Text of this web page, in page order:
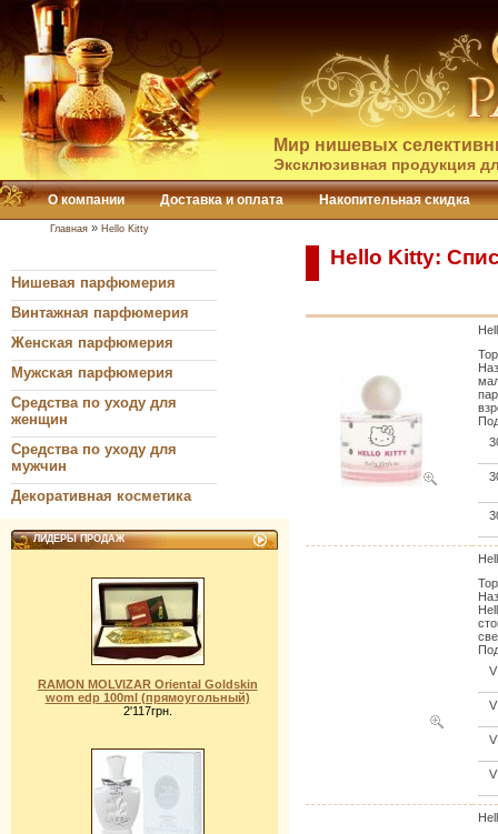
Мир нишевых
Эксклюзивная продукция
О компании Доставка и оплата Накопительная скидка
Главная » Hello Kitty
Нишевая парфюмерия
Винтажная парфюмерия
Женская парфюмерия
Мужская парфюмерия
Средства по уходу для
женщин
Средства по уходу для
мужчин
Декоративная косметика
ЛИДЕРЫ ПРОДАЖ
RAMON MOLVIZAR Oriental Goldskin
wom edp 100ml (прямоугольный)
2'117грн.
Hello Kitty:
V
V
V
V